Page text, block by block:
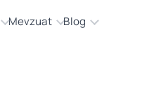
Mevzuat Blog